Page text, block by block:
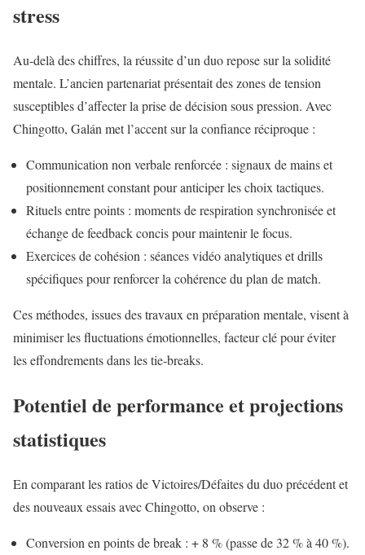
stress
Au-delà des chiffres, la réussite d’un duo repose sur la solidité
mentale. L’ancien partenariat présentait des zones de tension
susceptibles d’affecter la prise de décision sous pression. Avec
Chingotto, Galán met l’accent sur la confiance réciproque :
Communication non verbale renforcée : signaux de mains et
positionnement constant pour anticiper les choix tactiques.
Rituels entre points : moments de respiration synchronisée et
échange de feedback concis pour maintenir le focus.
Exercices de cohésion : séances vidéo analytiques et drills
spécifiques pour renforcer la cohérence du plan de match.
Ces méthodes, issues des travaux en préparation mentale, visent à
minimiser les fluctuations émotionnelles, facteur clé pour éviter
les effondrements dans les tie-breaks.
Potentiel de performance et projections
statistiques
En comparant les ratios de Victoires/Défaites du duo précédent et
des nouveaux essais avec Chingotto, on observe :
Conversion en points de break : + 8 % (passe de 32 % à 40 %).